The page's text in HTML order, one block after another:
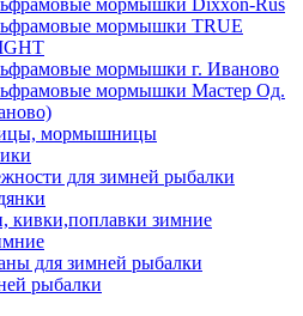
мормышки Dixxon-Rus
мормышки TRUE
мормышки г. Иваново
мормышки Мастер Од.
мормышницы
для зимней рыбалки
кивки,поплавки зимние
для зимней рыбалки
рыбалки